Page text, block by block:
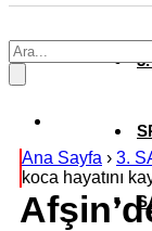
Ana Sayfa › 3.
koca hayatını